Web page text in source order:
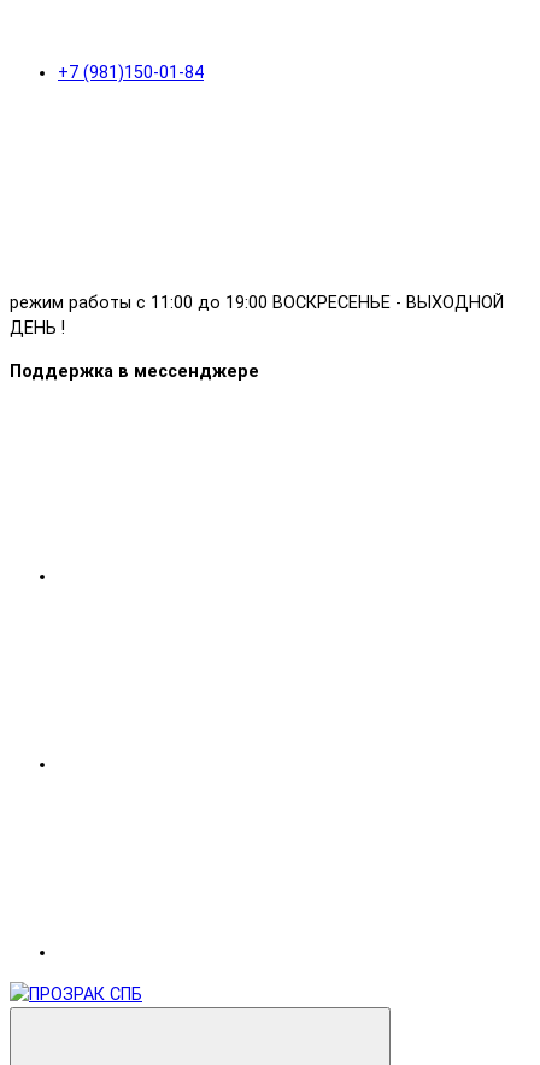
+7 (981)150-01-84
режим работы с 11:00 до 19:00 ВОСКРЕСЕНЬЕ - ВЫХОДНОЙ
ДЕНЬ !
Поддержка в мессенджере